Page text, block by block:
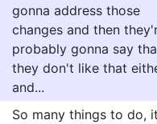
gonna address those
changes and then
probably gonna say
they don't like that
and...
So many things to do,